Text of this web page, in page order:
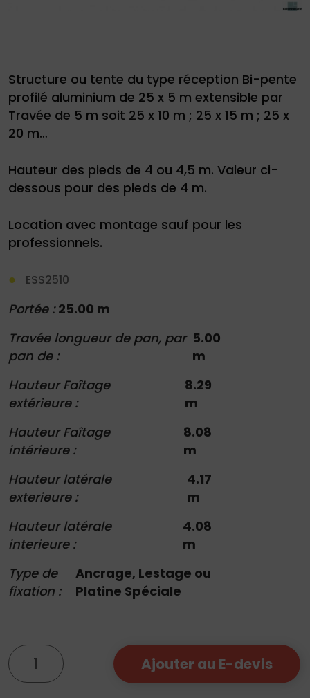
Structure ou tente du type réception Bi-pente
profilé aluminium de 25 x 5 m extensible par
Travée de 5 m soit 25 x 10 m ; 25 x 15 m ; 25 x
20 m…
Hauteur des pieds de 4 ou 4,5 m. Valeur ci-
dessous pour des pieds de 4 m.
Location avec montage sauf pour les
professionnels.
ESS2510
Portée :25.00 m
Travée longueur de pan, par
pan de :
5.00
m
Hauteur Faîtage
extérieure :
8.29
m
Hauteur Faîtage
intérieure :
8.08
m
Hauteur latérale
exterieure :
4.17
m
Hauteur latérale
interieure :
4.08
m
Type de
fixation :
Ancrage, Lestage ou
Platine Spéciale
quantité
de
Structure
Ajouter au E-devis
Demande
de
01
04
76